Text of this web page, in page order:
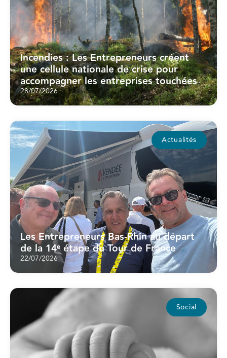
Incendies : Les Entrepreneurs créent
une cellule nationale de crise pour
accompagner les entreprises touchées
28/07/2026
Actualités
Les Entrepreneurs Bas-Rhin au départ
de la 14ᵉ étape du Tour de France
22/07/2026
Social